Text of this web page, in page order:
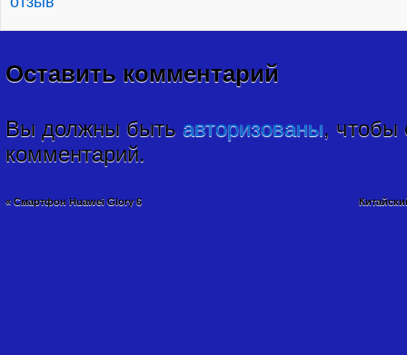
Оставить комментарий
Вы должны быть авторизованы, чтобы
комментарий.
«Cмартфон Huawei Glory 6